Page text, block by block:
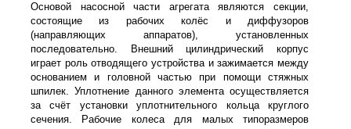
Основой насосной части агрегата являются секции,
состоящие из рабочих колёс и диффузоров
(направляющих аппаратов), установленных
последовательно. Внешний цилиндрический корпус
играет роль отводящего устройства и зажимается между
основанием и головной частью при помощи стяжных
шпилек. Уплотнение данного элемента осуществляется
за счёт установки уплотнительного кольца круглого
сечения. Рабочие колеса для малых типоразмеров